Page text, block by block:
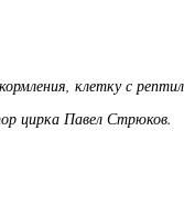
клетку с
цирка Павел Стрюков.